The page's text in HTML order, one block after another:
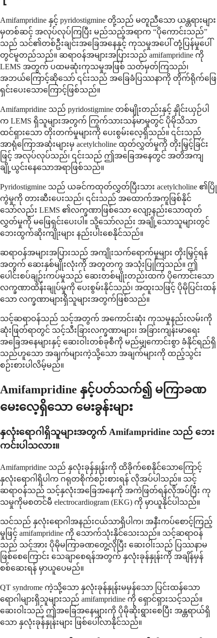
Amifampridine နှင့် pyridostigmine တို့သည် မတူညီသော ယန္တရားများ
မှတစ်ဆင့် အလုပ်လုပ်ကြပြီး မည်သည့်အရာက “ပိုကောင်းသည်”
သည် သင်၏တစ်ဦးချင်းအခြေအနေနှင့် ကုသမှုအပေါ် တုံ့ပြန်မှုပေါ်
တွင်မူတည်သည်။ ဆရာဝန်အများအပြားသည် amifampridine ကို
LEMS အတွက် ပထမဆုံးကုသမှုအဖြစ် သတ်မှတ်ကြသည်၊
အဘယ်ကြောင့်ဆိုသော် ၎င်းသည် အခြေခံပြဿနာကို တိုက်ရိုက်ဖြေ
ရှင်းပေးသောကြောင့်ဖြစ်သည်။
Amifampridine သည် pyridostigmine တစ်မျိုးတည်းနှင့် နှိုင်းယှဉ်ပါ
က LEMS ရှိသူများအတွက် ကြွက်သားသန်မာမှုတွင် ပိုမိုသိသာ
ထင်ရှားသော တိုးတက်မှုများကို ပေးစွမ်းလေ့ရှိသည်။ ၎င်းသည်
အာရုံကြောအဆုံးများမှ acetylcholine ထုတ်လွှတ်မှုကို တိုးမြှင့်ခြင်း
ဖြင့် အလုပ်လုပ်သည်၊ ၎င်းသည် ဤအခြေအနေတွင် အတိအကျ
ချို့ယွင်းနေသောအရာဖြစ်သည်။
Pyridostigmine သည် ယခင်ကထုတ်လွှတ်ပြီးသား acetylcholine ၏ပြို
ကွဲမှုကို တားဆီးပေးသည်၊ ၎င်းသည် အထောက်အကူဖြစ်နိုင်
သော်လည်း LEMS ၏လက္ခဏာဖြစ်သော လျော့နည်းသောထုတ်
လွှတ်မှုကို မဖြေရှင်းပေးပါ။ သို့သော်လည်း အချို့သောသူများတွင်
ဘေးထွက်ဆိုးကျိုးများ နည်းပါးစေနိုင်သည်။
ဆရာဝန်အများအပြားသည် အကျိုးသက်ရောက်မှုများ တိုးမြှင့်ရန်
အတွက် ဆေးနှစ်မျိုးလုံးကို အတူတကွ အသုံးပြုကြသည်။ ဤ
ပေါင်းစပ်ချဉ်းကပ်မှုသည် ဆေးတစ်မျိုးတည်းထက် ပိုကောင်းသော
လက္ခဏာထိန်းချုပ်မှုကို ပေးစွမ်းနိုင်သည်၊ အထူးသဖြင့် ပိုမိုပြင်းထန်
သော လက္ခဏာများရှိသူများအတွက်ဖြစ်သည်။
သင့်ဆရာဝန်သည် သင့်အတွက် အကောင်းဆုံး ကုသမှုနည်းလမ်းကို
ဆုံးဖြတ်ရာတွင် သင့်သီးခြားလက္ခဏာများ၊ အခြားကျန်းမာရေး
အခြေအနေများနှင့် ဆေးဝါးတစ်ခုစီကို မည်မျှကောင်းစွာ ခံနိုင်ရည်ရှိ
သည်ဟူသော အချက်များကဲ့သို့သော အချက်များကို ထည့်သွင်း
စဉ်းစားပါလိမ့်မည်။
Amifampridine နှင့်ပတ်သက်၍ မကြာခဏ
မေးလေ့ရှိသော မေးခွန်းများ
နှလုံးရောဂါရှိသူများအတွက် Amifampridine သည် ဘေး
ကင်းပါသလား။
Amifampridine သည် နှလုံးခုန်နှုန်းကို ထိခိုက်စေနိုင်သောကြောင့်
နှလုံးရောဂါရှိပါက ဂရုတစိုက်စဉ်းစားရန် လိုအပ်ပါသည်။ သင့်
ဆရာဝန်သည် သင့်နှလုံးအခြေအနေကို အကဲဖြတ်ရန်လိုအပ်ပြီး ကု
သမှုကိုမစတင်မီ electrocardiogram (EKG) ကို မှာယူနိုင်ပါသည်။
သင်သည် နှလုံးရောဂါအနည်းငယ်သာရှိပါက၊ အနီးကပ်စောင့်ကြည့်
မှုဖြင့် amifampridine ကို သောက်သုံးနိုင်သေးသည်။ သင့်ဆရာဝန်
သည် သင့်အား ပိုမိုမကြာခဏတွေ့လိုပြီး ဆေးဝါးသည် ပြဿနာမ
ဖြစ်စေကြောင်း သေချာစေရန်အတွက် နှလုံးခုန်နှုန်းကို အချိန်မှန်
စစ်ဆေးရန် မှာယူပေမည်။
QT syndrome ကဲ့သို့သော နှလုံးခုန်နှုန်းမမှန်သော ပြင်းထန်သော
ရောဂါများရှိသူများသည် amifampridine ကို ရှောင်ရှားသင့်သည်။
ဆေးဝါးသည် ဤအခြေအနေများကို ပိုမိုဆိုးရွားစေပြီး အန္တရာယ်ရှိ
သော နှလုံးခုန်နှုန်းများ ဖြစ်ပေါ်လာနိုင်သည်။